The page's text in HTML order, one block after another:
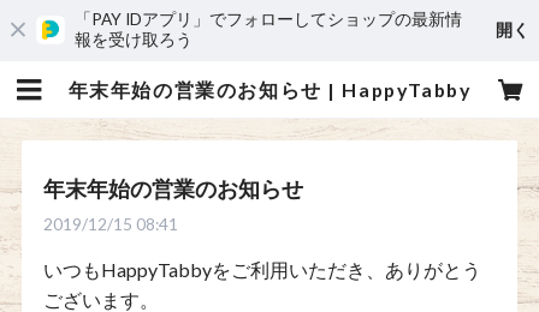
「PAY IDアプリ」でフォローしてショップの最新情
報を受け取ろう
開く
年末年始の営業のお知らせ | HappyTabby
年末年始の営業のお知らせ
2019/12/15 08:41
いつもHappyTabbyをご利用いただき、ありがとう
ございます。